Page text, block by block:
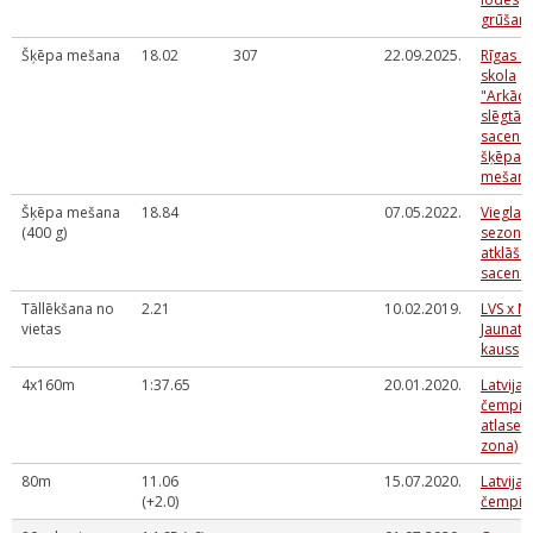
Šķēpa mešana
18.02 307 22.09.2025.
Rīgas
skola
slēgtās
šķēpa
Šķēpa mešana
(400 g)
18.84 07.05.2022.
Tāllēkšana no
vietas
2.21 10.02.2019.
LVS x
kauss
4x160m
1:37.65 20.01.2020.
atlase
zona)
80m
11.06
(+2.0)
15.07.2020.